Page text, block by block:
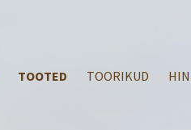
TOOTED TOORIKUD